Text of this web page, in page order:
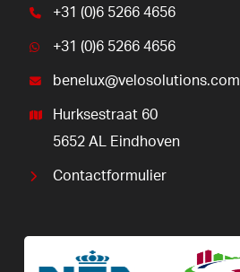
+31 (0)6 5266 4656
+31 (0)6 5266 4656
benelux@velosolutions.com
Hurksestraat 60
5652 AL Eindhoven
Contactformulier